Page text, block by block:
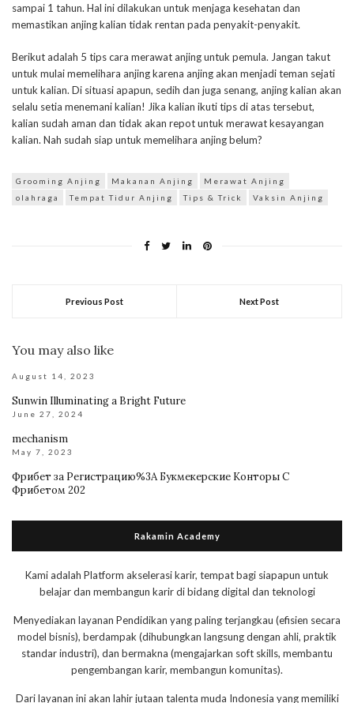
sampai 1 tahun. Hal ini dilakukan untuk menjaga kesehatan dan
memastikan anjing kalian tidak rentan pada penyakit-penyakit.
Berikut adalah 5 tips cara merawat anjing untuk pemula. Jangan takut
untuk mulai memelihara anjing karena anjing akan menjadi teman sejati
untuk kalian. Di situasi apapun, sedih dan juga senang, anjing kalian akan
selalu setia menemani kalian! Jika kalian ikuti tips di atas tersebut,
kalian sudah aman dan tidak akan repot untuk merawat kesayangan
kalian. Nah sudah siap untuk memelihara anjing belum?
Grooming Anjing Makanan Anjing
Merawat Anjing
olahraga
Tempat Tidur Anjing Tips & Trick Vaksin Anjing
Previous Post Next Post
You may also like
August 14, 2023
Sunwin Illuminating a Bright Future
June 27, 2024
mechanism
May 7, 2023
Фрибет за Регистрацию%3A Букмекерские Конторы С
Фрибетом 202
Rakamin Academy
Kami adalah Platform akselerasi karir, tempat bagi siapapun untuk
belajar dan membangun karir di bidang digital dan teknologi
Menyediakan layanan Pendidikan yang paling terjangkau (efisien secara
model bisnis), berdampak (dihubungkan langsung dengan ahli, praktik
standar industri), dan bermakna (mengajarkan soft skills, membantu
pengembangan karir, membangun komunitas).
Dari layanan ini akan lahir jutaan talenta muda Indonesia yang memiliki